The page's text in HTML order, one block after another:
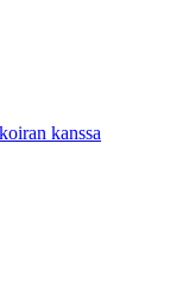
kanssa